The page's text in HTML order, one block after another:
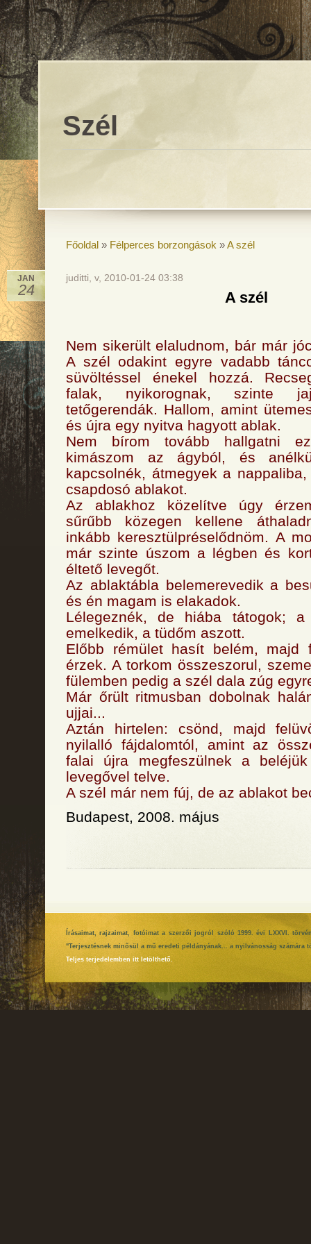
Szél
Főoldal » Félperces borzongások »A szél
JAN
24
juditti, v, 2010-01-24 03:38
A szél
Nem sikerült elaludnom, bár már
A szél odakint egyre vadabb
süvöltéssel énekel hozzá.
falak, nyikorognak, szinte
tetőgerendák. Hallom, amint
és újra egy nyitva hagyott ablak.
Nem bírom tovább hallgatni
kimászom az ágyból, és
kapcsolnék, átmegyek a
csapdosó ablakot.
Az ablakhoz közelítve úgy
sűrűbb közegen kellene
inkább keresztülpréselődnöm. A
már szinte úszom a légben és
éltető levegőt.
Az ablaktábla belemerevedik a
és én magam is elakadok.
Lélegeznék, de hiába tátogok; a
emelkedik, a tüdőm aszott.
Előbb rémület hasít belém, majd
érzek. A torkom összeszorul,
fülemben pedig a szél dala zúg
Már őrült ritmusban dobolnak
ujjai...
Aztán hirtelen: csönd, majd
nyilalló fájdalomtól, amint az
falai újra megfeszülnek a
levegővel telve.
A szél már nem fúj, de az ablakot
Budapest, 2008. május
Írásaimat, rajzaimat, fotóimat a szerzői jogról szóló 1999. évi LXXVI.
"Terjesztésnek minősül a mű eredeti példányának... a nyilvánosság
Teljes terjedelemben itt letölthető.